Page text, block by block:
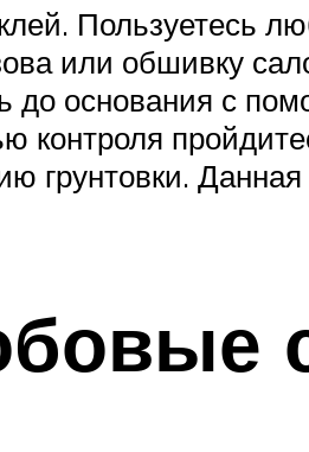
Пользуетесь
или обшивку
до основания с
контроля
грунтовки.